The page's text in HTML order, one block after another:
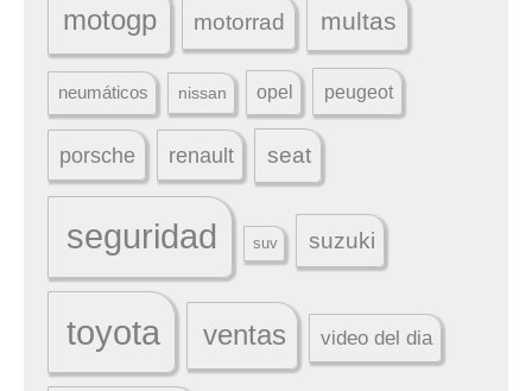
motogp motorrad multas
neumáticos nissan opel peugeot
porsche renault seat
seguridad suv suzuki
toyota ventas video del dia